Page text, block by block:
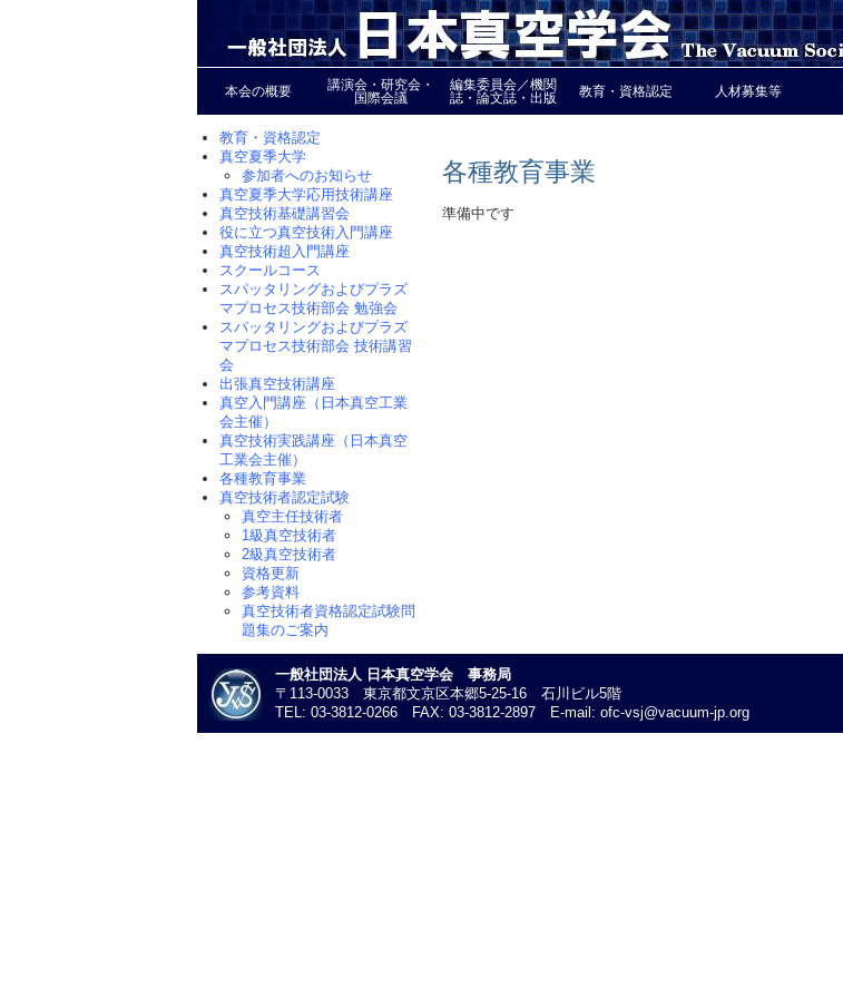
本会の概要
講演会・研究会・
国際会議
編集委員会／機関
誌・論文誌・出版
教育・資格認定 人材募集等
各種教育事業
準備中です
教育・資格認定
真空夏季大学
参加者へのお知らせ
真空夏季大学応用技術講座
真空技術基礎講習会
役に立つ真空技術入門講座
真空技術超入門講座
スクールコース
スパッタリングおよびプラズ
マプロセス技術部会 勉強会
スパッタリングおよびプラズ
マプロセス技術部会 技術講習
会
出張真空技術講座
真空入門講座（日本真空工業
会主催）
真空技術実践講座（日本真空
工業会主催）
各種教育事業
真空技術者認定試験
真空主任技術者
1級真空技術者
2級真空技術者
資格更新
参考資料
真空技術者資格認定試験問
題集のご案内
一般社団法人 日本真空学会 事務局
〒113-0033 東京都文京区本郷5-25-16 石川ビル5階
TEL: 03-3812-0266 FAX: 03-3812-2897 E-mail: ofc-vsj@vacuum-jp.org